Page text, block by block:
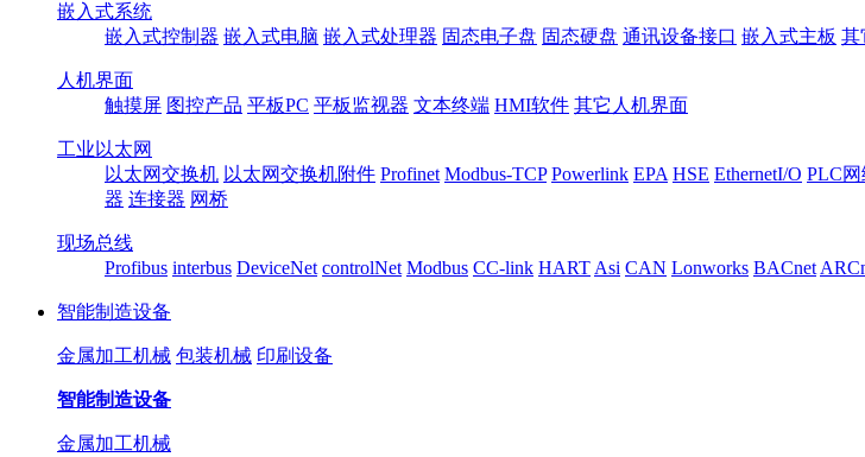
嵌入式系统
嵌入式控制器 嵌入式电脑 嵌入式处理器 固态电子盘 固态硬盘 通讯设备接口 嵌入式主板 其
人机界面
触摸屏 图控产品 平板PC 平板监视器 文本终端 HMI软件 其它人机界面
工业以太网
以太网交换机 以太网交换机附件 Profinet Modbus-TCP Powerlink EPA HSE EthernetI/O PLC
器 连接器 网桥
现场总线
Profibus interbus DeviceNet controlNet Modbus CC-link HART Asi CAN Lonworks BACnet
智能制造设备
金属加工机械 包装机械 印刷设备
智能制造设备
金属加工机械